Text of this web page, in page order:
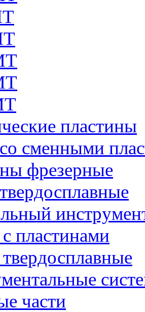
пластины
сменными
фрезерные
пластинами
части